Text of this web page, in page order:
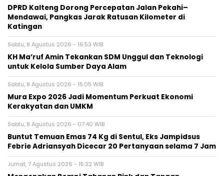
DPRD Kalteng Dorong Percepatan Jalan Pekahi–
Mendawai, Pangkas Jarak Ratusan Kilometer di
Katingan
Sabtu, 8 Agustus 2026 - 16:53 WIB
KH Ma’ruf Amin Tekankan SDM Unggul dan Teknologi
untuk Kelola Sumber Daya Alam
Sabtu, 8 Agustus 2026 - 15:05 WIB
Mura Expo 2026 Jadi Momentum Perkuat Ekonomi
Kerakyatan dan UMKM
Sabtu, 8 Agustus 2026 - 07:40 WIB
Buntut Temuan Emas 74 Kg di Sentul, Eks Jampidsus
Febrie Adriansyah Dicecar 20 Pertanyaan selama 7 Jam
Jumat, 7 Agustus 2026 - 15:22 WIB